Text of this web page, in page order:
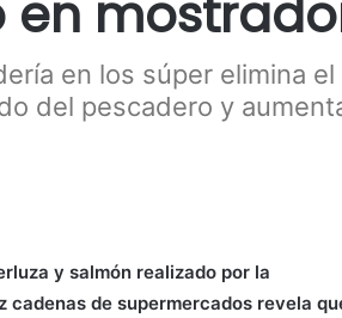
en
en los súper elimina el
del pescadero y
y salmón realizado por la
cadenas de supermercados revela